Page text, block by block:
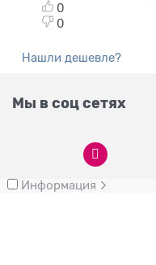
0
0
Нашли дешевле?
Мы в соц сетях
Информация